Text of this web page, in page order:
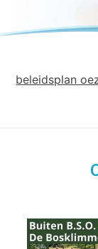
beleidsplan